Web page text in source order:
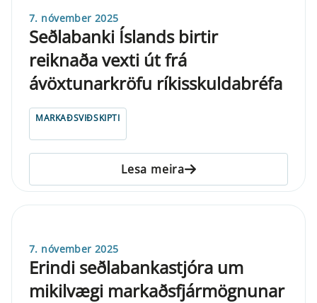
7. nóvember 2025
Seðlabanki Íslands birtir
reiknaða vexti út frá
ávöxtunarkröfu ríkisskuldabréfa
MARKAÐSVIÐSKIPTI
Lesa meira
7. nóvember 2025
Erindi seðlabankastjóra um
mikilvægi markaðsfjármögnunar